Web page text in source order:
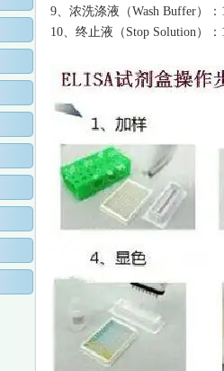
9、浓洗涤液（Wash Buffer）
10、终止液（Stop Solution）